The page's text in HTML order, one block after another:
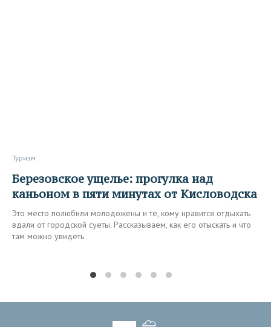
Туризм
Березовское ущелье: прогулка над
каньоном в пяти минутах от Кисловодска
Это место полюбили молодожены и те, кому нравится отдыхать
вдали от городской суеты. Рассказываем, как его отыскать и что
там можно увидеть